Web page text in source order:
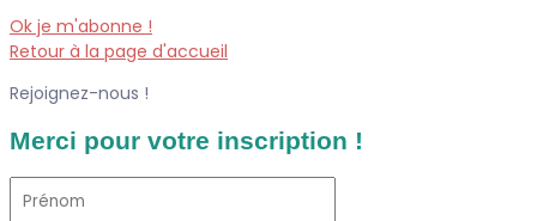
Ok je m'abonne !
Retour à la page d'accueil
Rejoignez-nous !
Merci pour votre inscription !